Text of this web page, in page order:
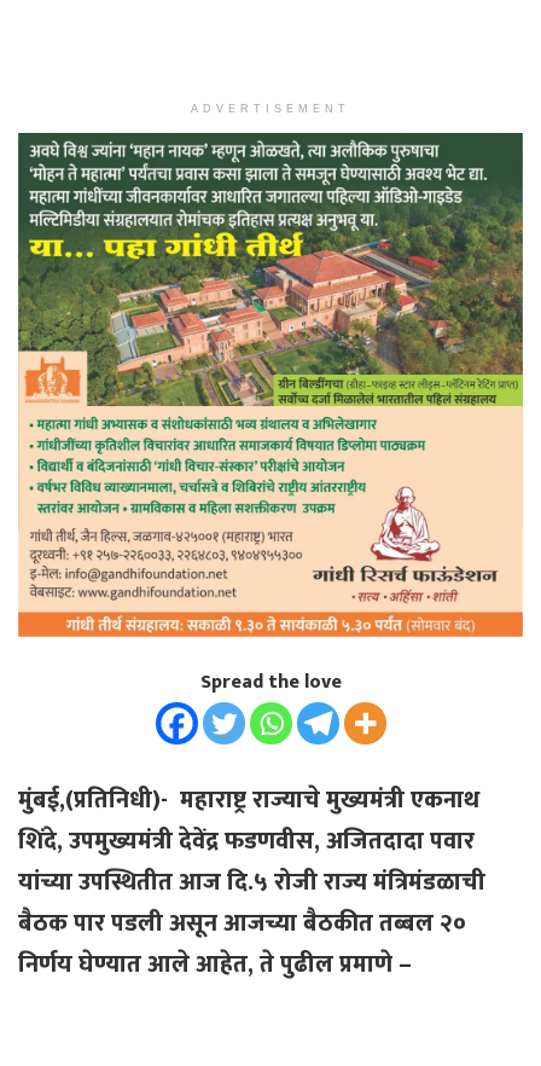
ADVERTISEMENT
Spread the love
मुंबई,(प्रतिनिधी)- महाराष्ट्र राज्याचे मुख्यमंत्री एकनाथ
शिंदे, उपमुख्यमंत्री देवेंद्र फडणवीस, अजितदादा पवार
यांच्या उपस्थितीत आज दि.५ रोजी राज्य मंत्रिमंडळाची
बैठक पार पडली असून आजच्या बैठकीत तब्बल २०
निर्णय घेण्यात आले आहेत, ते पुढील प्रमाणे –